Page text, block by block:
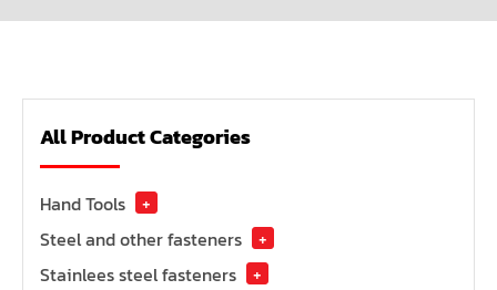
All Product Categories
Hand Tools
+
Steel and other fasteners
+
Stainlees steel fasteners
+